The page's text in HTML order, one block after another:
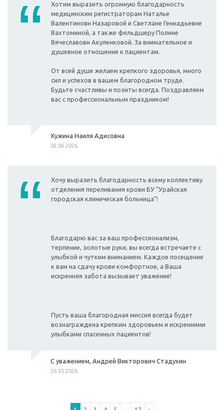
Хотим выразить огромную благодарность
медицинским регистраторам Наталье
Валентиновн Назаровой и Светлане Геннадьевне
Вахтоминой, а также фельдшеру Полине
Вячеславовн Акуленковой. За внимательное и
душевное отношение к пациентам.
От всей души желаем крепкого здоровья, много
сил и успехов в вашем благородном труде.
Будьте счастливы и позиты всегда. Поздравляем
вас с профессиональным праздником!
Хужина Наиля Адисовна
02.06.2026
Хочу выразить благодарность всему коллективу
отделения переливания крови БУ "Урайская
городская клиническая больница"!
Благодарю вас за ваш профессионализм,
терпение, золотые руки, вы всегда встречаете с
улыбкой и чутким вниманием. Каждое посещение
к вам на сдачу крови комфортное, а Ваша
искренняя забота вызывает уважение!
Пусть ваша благородная миссия всегда будет
вознаграждена крепким здоровьем и искренними
улыбками спасенных пациентов!
С уважением, Андрей Викторович Стадухин
26.05.2026